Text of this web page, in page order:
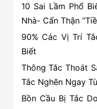
10 Sai Lầm Phổ
Nhà- Cẩn Thận
90% Các Vị Trí
Biết
Thông Tắc Thoát
Tắc Nghẽn Ngay
Bồn Cầu Bị Tắc